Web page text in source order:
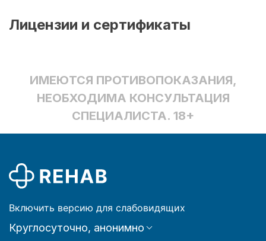
Лицензии и сертификаты
ИМЕЮТСЯ ПРОТИВОПОКАЗАНИЯ,
НЕОБХОДИМА КОНСУЛЬТАЦИЯ
СПЕЦИАЛИСТА. 18+
Включить версию для слабовидящих
Круглосуточно, анонимно